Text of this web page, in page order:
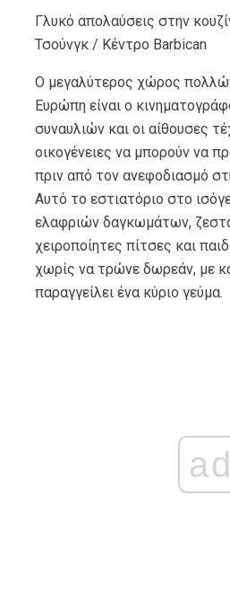
Γλυκό απολαύσεις στην
Τσούνγκ / Κέντρο Barbican
Ο μεγαλύτερος χώρος
Ευρώπη είναι ο
συναυλιών και οι αίθουσες
οικογένειες να μπορούν να
πριν από τον ανεφοδιασμό
Αυτό το εστιατόριο στο
ελαφριών δαγκωμάτων,
χειροποίητες πίτσες και
χωρίς να τρώνε δωρεάν, με
παραγγείλει ένα κύριο γεύμα.
ad